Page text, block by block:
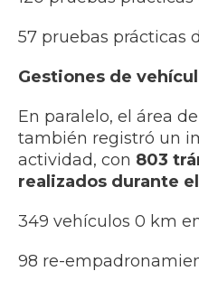
57 pruebas prácticas
Gestiones de
En paralelo, el área
también registró un
actividad, con 803
realizados durante
349 vehículos 0 km
98 re-